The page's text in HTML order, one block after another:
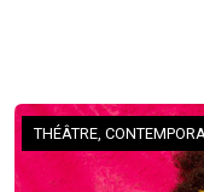
THÉÂTRE,